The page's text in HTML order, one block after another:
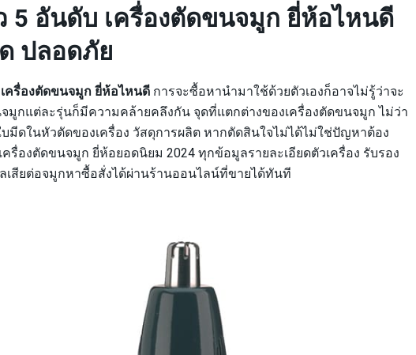
5 อันดับ เครื่องตัดขนจมูก ยี่ห้อไหนดี
ปลอดภัย
เครื่องตัดขนจมูก ยี่ห้อไหนดี การจะซื้อหานำมาใช้ด้วยตัวเองก็อาจไม่รู้ว่าจะ
มูกแต่ละรุ่นก็มีความคล้ายคลึงกัน จุดที่แตกต่างของเครื่องตัดขนจมูก ไม่ว่า
มีดในหัวตัดของเครื่อง วัสดุการผลิต หากตัดสินใจไม่ได้ไม่ใช่ปัญหาต้อง
รื่องตัดขนจมูก ยี่ห้อยอดนิยม 2024 ทุกข้อมูลรายละเอียดตัวเครื่อง รับรอง
เสียต่อจมูกหาซื้อสั่งได้ผ่านร้านออนไลน์ที่ขายได้ทันที